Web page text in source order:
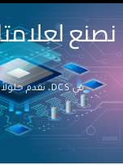
نصنع
في DCS، نقدم حلولاً متكاملة تبدأ من الفكرة وتصل بك إلى الصدارة.